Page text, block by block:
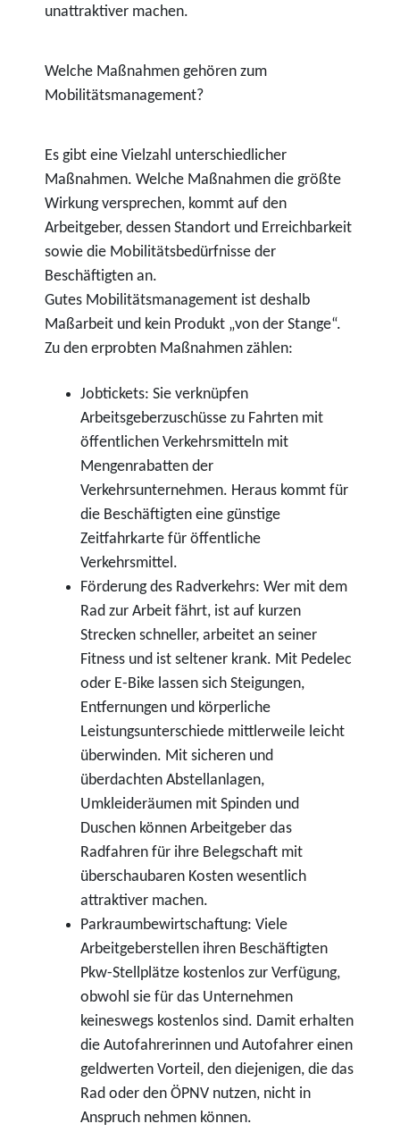
unattraktiver machen.
Welche Maßnahmen gehören zum
Mobilitätsmanagement?
Es gibt eine Vielzahl unterschiedlicher
Maßnahmen. Welche Maßnahmen die größte
Wirkung versprechen, kommt auf den
Arbeitgeber, dessen Standort und Erreichbarkeit
sowie die Mobilitätsbedürfnisse der
Beschäftigten an.
Gutes Mobilitätsmanagement ist deshalb
Maßarbeit und kein Produkt „von der Stange“.
Zu den erprobten Maßnahmen zählen:
Jobtickets: Sie verknüpfen
Arbeitsgeberzuschüsse zu Fahrten mit
öffentlichen Verkehrsmitteln mit
Mengenrabatten der
Verkehrsunternehmen. Heraus kommt für
die Beschäftigten eine günstige
Zeitfahrkarte für öffentliche
Verkehrsmittel.
Förderung des Radverkehrs: Wer mit dem
Rad zur Arbeit fährt, ist auf kurzen
Strecken schneller, arbeitet an seiner
Fitness und ist seltener krank. Mit Pedelec
oder E-Bike lassen sich Steigungen,
Entfernungen und körperliche
Leistungsunterschiede mittlerweile leicht
überwinden. Mit sicheren und
überdachten Abstellanlagen,
Umkleideräumen mit Spinden und
Duschen können Arbeitgeber das
Radfahren für ihre Belegschaft mit
überschaubaren Kosten wesentlich
attraktiver machen.
Parkraumbewirtschaftung: Viele
Arbeitgeberstellen ihren Beschäftigten
Pkw-Stellplätze kostenlos zur Verfügung,
obwohl sie für das Unternehmen
keineswegs kostenlos sind. Damit erhalten
die Autofahrerinnen und Autofahrer einen
geldwerten Vorteil, den diejenigen, die das
Rad oder den ÖPNV nutzen, nicht in
Anspruch nehmen können.